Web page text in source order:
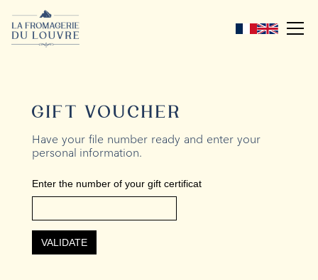
GIFT VOUCHER
Have your file number ready and enter your
personal information.